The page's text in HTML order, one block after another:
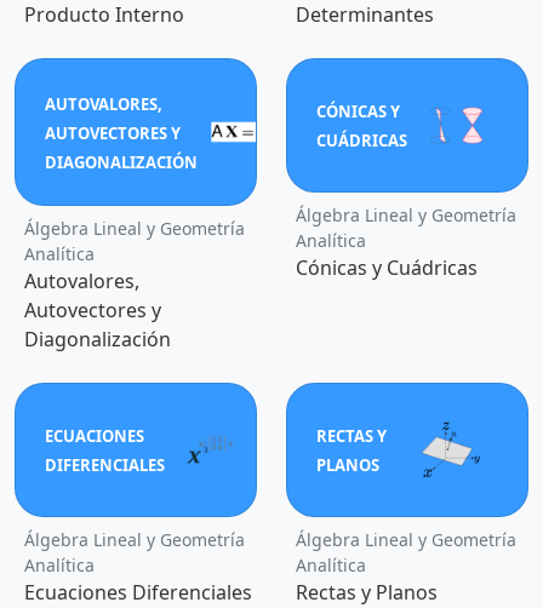
Producto Interno Determinantes
AUTOVALORES,
AUTOVECTORES Y
DIAGONALIZACIÓN
Álgebra Lineal y Geometría
Analítica
Autovalores,
Autovectores y
Diagonalización
CÓNICAS Y
CUÁDRICAS
Álgebra Lineal y Geometría
Analítica
Cónicas y Cuádricas
ECUACIONES
DIFERENCIALES
Álgebra Lineal y Geometría
Analítica
Ecuaciones Diferenciales
RECTAS Y
PLANOS
Álgebra Lineal y Geometría
Analítica
Rectas y Planos